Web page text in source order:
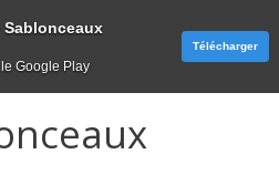
Sablonceaux
Google Play
Télécharger